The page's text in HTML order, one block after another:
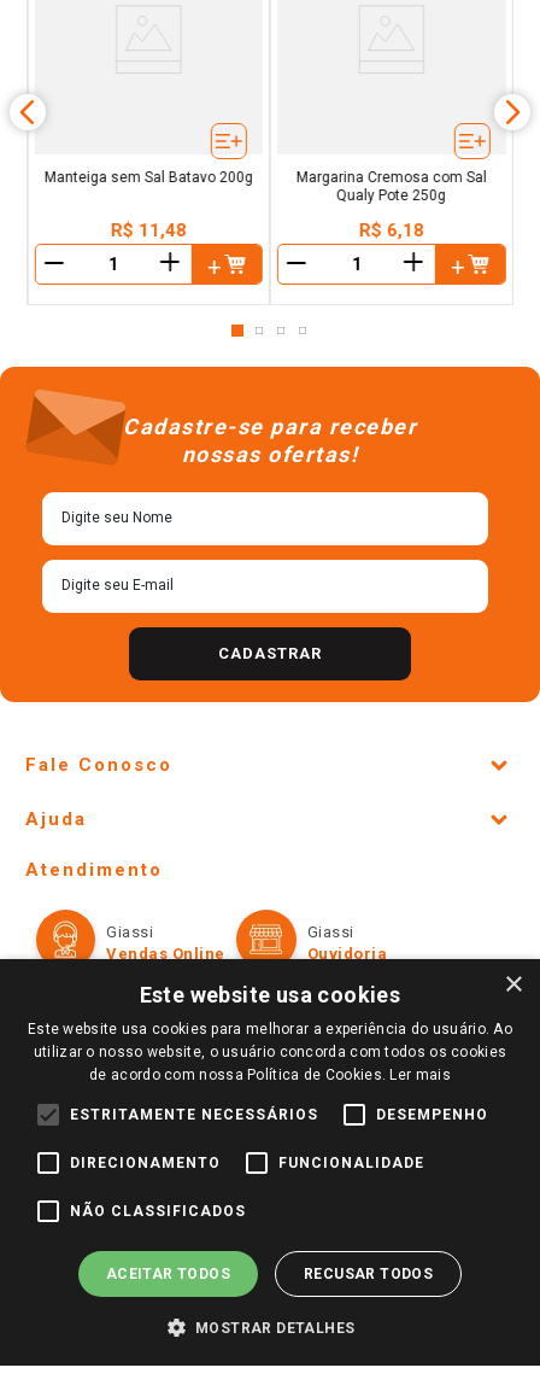
Manteiga sem Sal Batavo 200g
R$ 11,48
＋
Margarina Cremosa com Sal
Qualy Pote 250g
R$ 6,18
＋
Cadastre-se para receber
nossas ofertas!
CADASTRAR
Fale Conosco
Lojas Físicas e Horários
Ofertas
Televendas
Perguntas frequentes
Trabalhe Conosco
Identidade Visual
Ajuda
Formas de Pagamento
Políticas de entrega
Trocas e Devoluções
Atendimento
Giassi
Vendas Online
Giassi
Ouvidoria
Redes Sociais
Pagamento e Segurança
×
Este website usa cookies
Este website usa cookies para melhorar a experiência do usuário. Ao
utilizar o nosso website, o usuário concorda com todos os cookies
de acordo com nossa Política de Cookies. Ler mais
ESTRITAMENTE NECESSÁRIOS DESEMPENHO
DIRECIONAMENTO FUNCIONALIDADE
NÃO CLASSIFICADOS
ACEITAR TODOS RECUSAR TODOS
MOSTRAR DETALHES